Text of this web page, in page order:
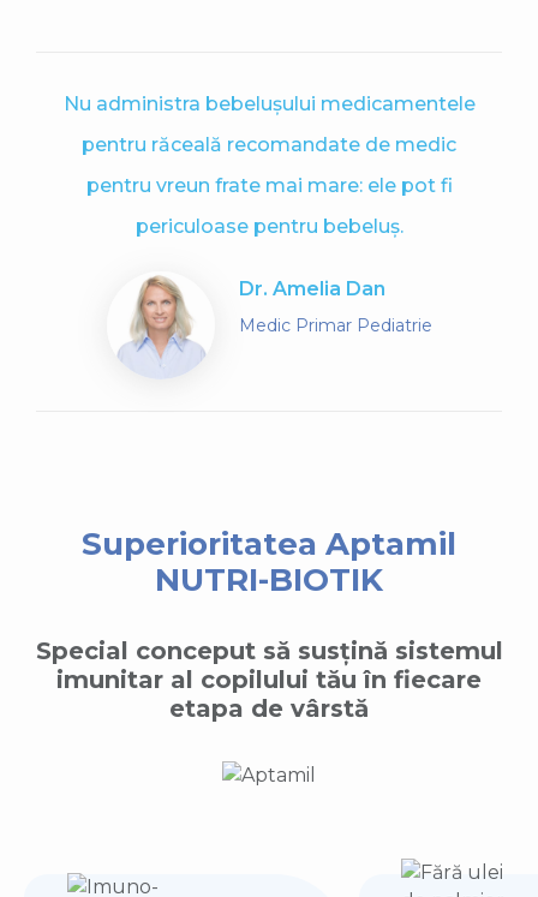
Nu administra bebelușului medicamentele
pentru răceală recomandate de medic
pentru vreun frate mai mare: ele pot fi
periculoase pentru bebeluș.
Dr. Amelia Dan
Medic Primar Pediatrie
Superioritatea Aptamil
NUTRI-BIOTIK
Special conceput să susțină sistemul
imunitar al copilului tău în fiecare
etapa de vârstă